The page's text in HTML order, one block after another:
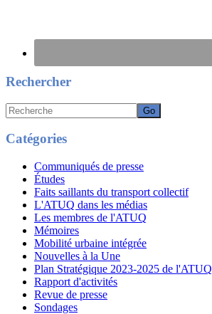
Rechercher
Recherche
Catégories
Communiqués de presse
Études
Faits saillants du transport collectif
L'ATUQ dans les médias
Les membres de l'ATUQ
Mémoires
Mobilité urbaine intégrée
Nouvelles à la Une
Plan Stratégique 2023-2025 de l'ATUQ
Rapport d'activités
Revue de presse
Sondages